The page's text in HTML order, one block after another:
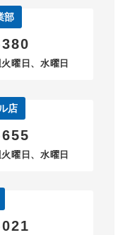
部
曜日、水曜日
店
曜日、水曜日